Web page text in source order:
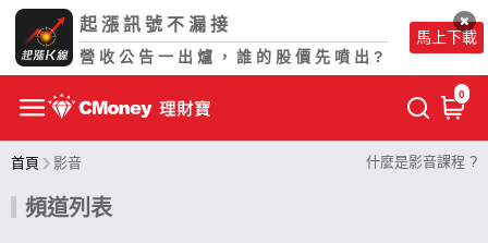
起漲訊號不漏接
營收公告一出爐，誰的股價先噴出?
馬上下載
0
首頁 影音 什麼是影音課程 ?
頻道列表